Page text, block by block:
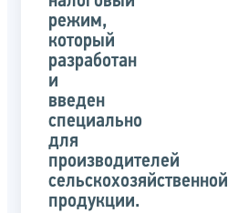
режим,
который
разработан
и
введен
специально
для
производителей
сельскохозяйственной
продукции.